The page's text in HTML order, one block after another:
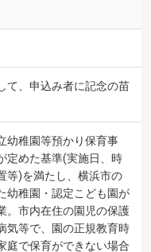
て、申込み者に記念の苗
幼稚園等預かり保育事
定めた基準(実施日、時
等)を満たし、横浜市の
幼稚園・認定こども園が
。市内在住の園児の保護
気等で、園の正規教育時
庭で保育ができない場合